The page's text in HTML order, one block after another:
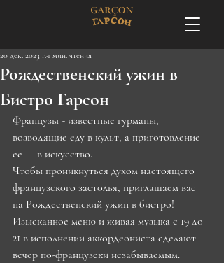
Рождественский ужин в
Бистро Гарсон
20 дек. 2023 г. 1 мин. чтения
Французы - известные гурманы,
возводящие еду в культ, а приготовление
ее — в искусство.
Чтобы проникнуться духом настоящего
французского застолья, приглашаем вас
на Рождественский ужин в бистро!
Изысканное меню и живая музыка с 19 до
21 в исполнении аккордеониста сделают
вечер по-французски незабываемым.